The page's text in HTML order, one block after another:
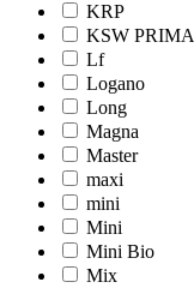
KRP
KSW PRIMA
Lf
Logano
Long
Magna
Master
maxi
mini
Mini
Mini Bio
Mix